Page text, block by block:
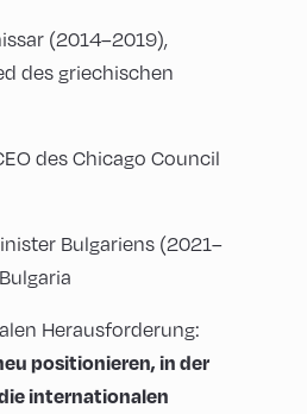
(2014–2019),
des griechischen
des Chicago Council
Bulgariens (2021–
Herausforderung:
positionieren, in der
internationalen